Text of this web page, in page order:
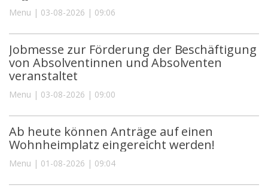
Menu | 03-08-2026 | 09:06
Jobmesse zur Förderung der Beschäftigung
von Absolventinnen und Absolventen
veranstaltet
Menu | 03-08-2026 | 09:00
Ab heute können Anträge auf einen
Wohnheimplatz eingereicht werden!
Menu | 01-08-2026 | 09:04